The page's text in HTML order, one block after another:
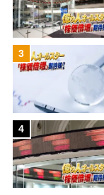
3
4